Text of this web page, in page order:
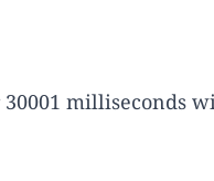
milliseconds